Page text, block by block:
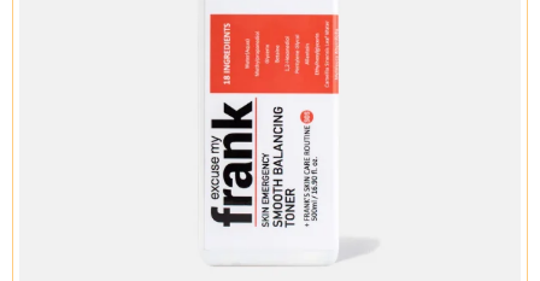
cần làm ướt mặt với nước. Lấy một lượng
vừa đủ và mát xa nhẹ nhàng lên da. Rửa
sạch bằng nước ấm.
Bước 2: Nước cân bằng da
mặt, thoa đều nước cân bằng lên mặt
Bước 3: Sữa Dưỡng (Emulsion) Cân Bằng
Thoa một lượng vừa đủ sữa
dưỡng và mát xa lên da cho đến khi sản